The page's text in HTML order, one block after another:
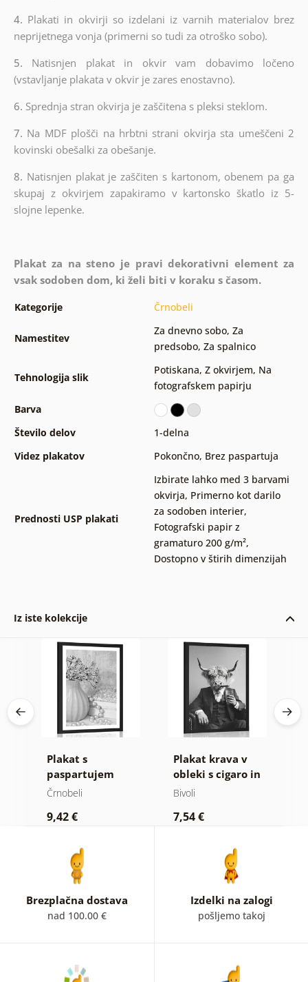
4. Plakati in okvirji so izdelani iz varnih materialov brez
neprijetnega vonja (primerni so tudi za otroško sobo).
5. Natisnjen plakat in okvir vam dobavimo ločeno
(vstavljanje plakata v okvir je zares enostavno).
6. Sprednja stran okvirja je zaščitena s pleksi steklom.
7. Na MDF plošči na hrbtni strani okvirja sta umeščeni 2
kovinski obešalki za obešanje.
8. Natisnjen plakat je zaščiten s kartonom, obenem pa ga
skupaj z okvirjem zapakiramo v kartonsko škatlo iz 5-
slojne lepenke.
Plakat za na steno je pravi dekorativni element za
vsak sodoben dom, ki želi biti v koraku s časom.
Kategorije Črnobeli
Namestitev
Za dnevno sobo, Za
predsobo, Za spalnico
Tehnologija slik
Potiskana, Z okvirjem, Na
fotografskem papirju
Barva
Število delov
1-delna
Videz plakatov
Pokončno, Brez paspartuja
Prednosti USP plakati
Izbirate lahko med 3 barvami
okvirja, Primerno kot darilo
za sodoben interier,
Fotografski papir z
gramaturo 200 g/m²,
Dostopno v štirih dimenzijah
Iz iste kolekcije
Plakat s
paspartujem
luksuzno zatišje v
Črnobeli
9,42 €
Plakat krava v
obleki s cigaro in
viskijem
Bivoli
7,54 €
Brezplačna dostava
nad 100.00 €
Izdelki na zalogi
pošljemo takoj